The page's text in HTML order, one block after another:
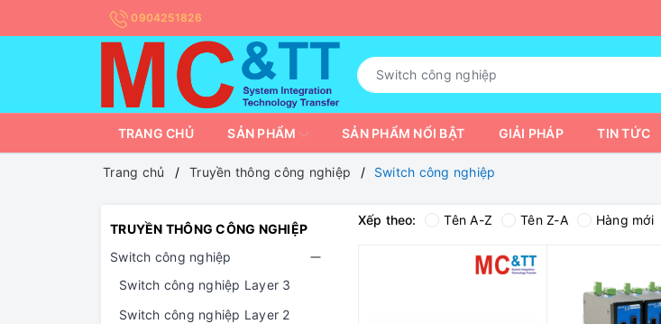
0904251826
TRANG CHỦ SẢN PHẨM SẢN PHẨM NỔI BẬT GIẢI PHÁP TIN TỨC
Trang chủ Truyền thông công nghiệp Switch công nghiệp
TRUYỀN THÔNG CÔNG NGHIỆP
Switch công nghiệp
Switch công nghiệp Layer 3
Switch công nghiệp Layer 2
Xếp theo: Tên A-Z Tên Z-A Hàng mới